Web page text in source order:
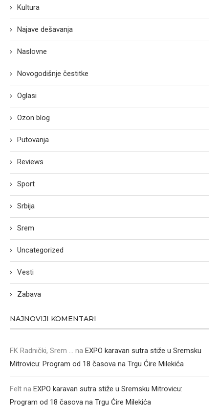
Kultura
Najave dešavanja
Naslovne
Novogodišnje čestitke
Oglasi
Ozon blog
Putovanja
Reviews
Sport
Srbija
Srem
Uncategorized
Vesti
Zabava
NAJNOVIJI KOMENTARI
FK Radnički, Srem ... na EXPO karavan sutra stiže u Sremsku
Mitrovicu: Program od 18 časova na Trgu Ćire Milekića
Felt na EXPO karavan sutra stiže u Sremsku Mitrovicu:
Program od 18 časova na Trgu Ćire Milekića